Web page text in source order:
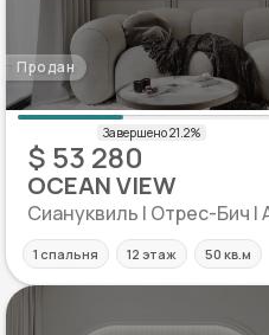
Продан
$ 53 280
OCEAN VIEW
Сиануквиль | Отрес-Бич |
1 спальня 12 этаж 50 кв.м